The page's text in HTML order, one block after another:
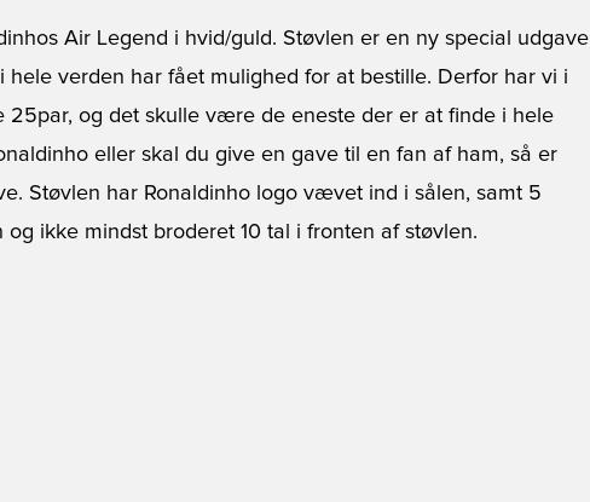
Air Legend i hvid/guld. Støvlen er en ny special udgave
hele verden har fået mulighed for at bestille. Derfor har vi i
25par, og det skulle være de eneste der er at finde i hele
eller skal du give en gave til en fan af ham, så er
Støvlen har Ronaldinho logo vævet ind i sålen, samt 5
ikke mindst broderet 10 tal i fronten af støvlen.